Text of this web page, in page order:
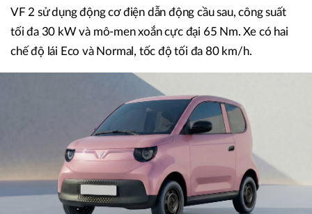
VF 2 sử dụng động cơ điện dẫn động cầu sau, công suất
tối đa 30 kW và mô-men xoắn cực đại 65 Nm. Xe có hai
chế độ lái Eco và Normal, tốc độ tối đa 80 km/h.